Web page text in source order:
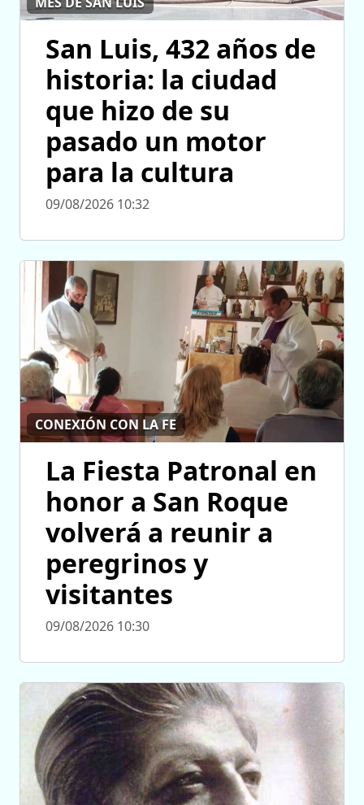
San Luis, 432 años de
historia: la ciudad
que hizo de su
pasado un motor
para la cultura
09/08/2026 10:32
CONEXIÓN CON LA FE
La Fiesta Patronal en
honor a San Roque
volverá a reunir a
peregrinos y
visitantes
09/08/2026 10:30